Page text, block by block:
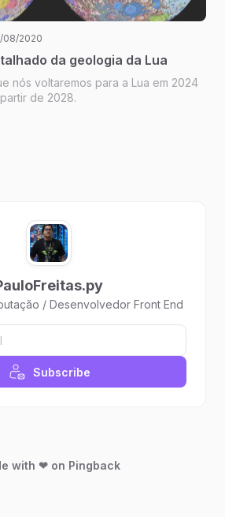
08/2020
da geologia da Lua
nós voltaremos para a Lua em 2024
de 2028.
/ Desenvolvedor Front End
Subscribe
with ❤ on Pingback